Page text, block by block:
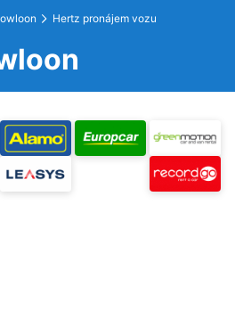
Hertz pronájem vozu